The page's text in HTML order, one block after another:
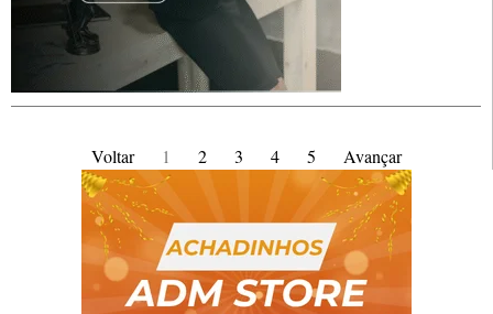
Voltar 1 2 3 4 5 Avançar